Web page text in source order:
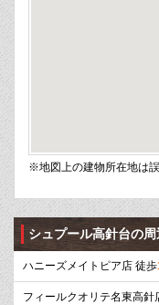
※地図上の建物所在地は
シュプール高針台の
ハニーズメイトピア店 徒歩
フィールクオリテ名東高針